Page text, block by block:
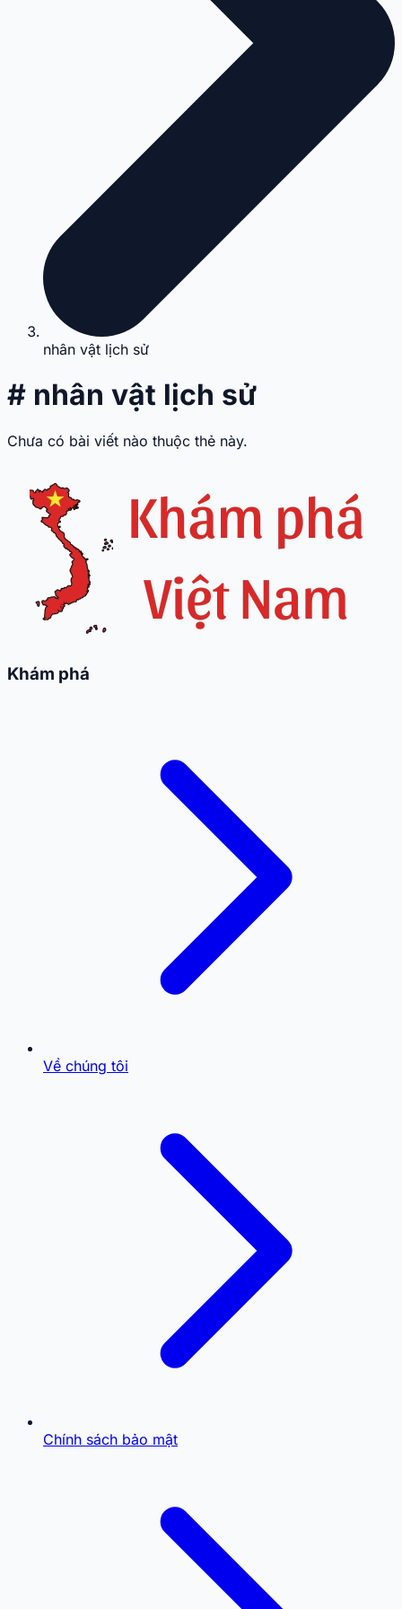
nhân vật lịch sử
# nhân vật lịch sử
Chưa có bài viết nào thuộc thẻ này.
Khám phá
Về chúng tôi
Chính sách bảo mật